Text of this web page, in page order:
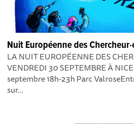
Nuit Européenne des
LA NUIT EUROPÉENNE DES
VENDREDI 30 SEPTEMBRE À
septembre 18h-23h Parc
sur...